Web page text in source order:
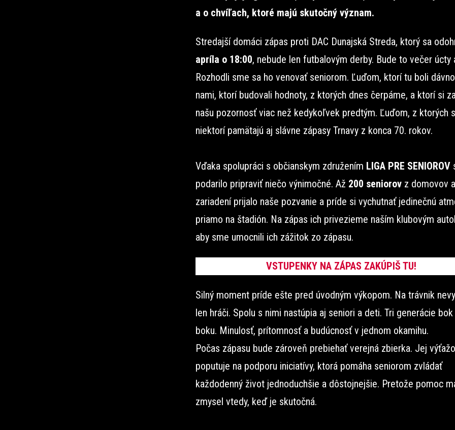
a o chvíľach, ktoré majú skutočný význam.
Stredajší domáci zápas proti DAC Dunajská Streda, ktorý sa
apríla o 18:00, nebude len futbalovým derby. Bude to večer úcty
Rozhodli sme sa ho venovať seniorom. Ľuďom, ktorí tu boli
nami, ktorí budovali hodnoty, z ktorých dnes čerpáme, a ktorí si
našu pozornosť viac než kedykoľvek predtým. Ľuďom, z ktorých
niektorí pamätajú aj slávne zápasy Trnavy z konca 70. rokov.
Vďaka spolupráci s občianskym združením LIGA PRE SENIOROV
podarilo pripraviť niečo výnimočné. Až 200 seniorovz domovov a
zariadení prijalo naše pozvanie a príde si vychutnať jedinečnú
priamo na štadión. Na zápas ich privezieme naším klubovým
aby sme umocnili ich zážitok zo zápasu.
VSTUPENKY NA ZÁPAS ZAKÚPIŠ TU!
Silný moment príde ešte pred úvodným výkopom. Na trávnik
len hráči. Spolu s nimi nastúpia aj seniori a deti. Tri generácie
boku. Minulosť, prítomnosť a budúcnosť v jednom okamihu.
Počas zápasu bude zároveň prebiehať verejná zbierka. Jej
poputuje na podporu iniciatívy, ktorá pomáha seniorom zvládať
každodenný život jednoduchšie a dôstojnejšie. Pretože pomoc
zmysel vtedy, keď je skutočná.